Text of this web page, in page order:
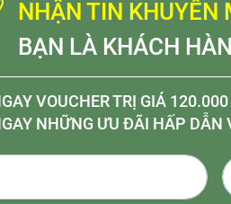
NHẬN TIN KHUYẾN
BẠN LÀ KHÁCH
VOUCHER TRỊ GIÁ
NHỮNG ƯU ĐÃI HẤP DẪN